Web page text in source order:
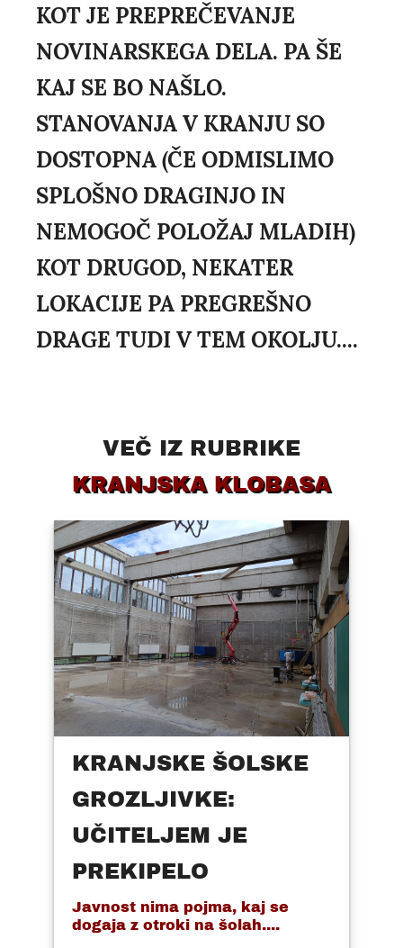
KOT JE PREPREČEVANJE
NOVINARSKEGA DELA. PA ŠE
KAJ SE BO NAŠLO.
STANOVANJA V KRANJU SO
DOSTOPNA (ČE ODMISLIMO
SPLOŠNO DRAGINJO IN
NEMOGOČ POLOŽAJ MLADIH)
KOT DRUGOD, NEKATER
LOKACIJE PA PREGREŠNO
DRAGE TUDI V TEM OKOLJU....
VEČ IZ RUBRIKE
KRANJSKA KLOBASA
KRANJSKE ŠOLSKE
GROZLJIVKE:
UČITELJEM JE
PREKIPELO
Javnost nima pojma, kaj se
dogaja z otroki na šolah....